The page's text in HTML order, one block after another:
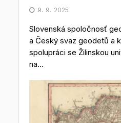
9. 9. 2025
Slovenská spoločnosť
a Český svaz geodetů a
spolupráci se Žilinskou
na...